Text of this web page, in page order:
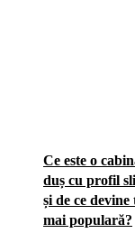
Ce este o
duș cu profil
și de ce devine
mai populară?